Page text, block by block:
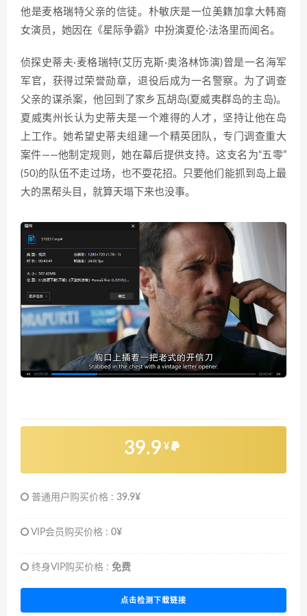
他是麦格瑞特父亲的信徒。朴敏庆是一位美籍加拿大韩裔
女演员，她因在《星际争霸》中扮演夏伦·法洛里而闻名。
侦探史蒂夫·麦格瑞特(艾历克斯·奥洛林饰演)曾是一名海军
军官，获得过荣誉勋章，退役后成为一名警察。为了调查
父亲的谋杀案，他回到了家乡瓦胡岛(夏威夷群岛的主岛)。
夏威夷州长认为史蒂夫是一个难得的人才，坚持让他在岛
上工作。她希望史蒂夫组建一个精英团队，专门调查重大
案件——他制定规则，她在幕后提供支持。这支名为“五零”
(50)的队伍不走过场，也不耍花招。只要他们能抓到岛上最
大的黑帮头目，就算天塌下来也没事。
39.9 ¥
普通用户购买价格 : 39.9¥
VIP会员购买价格 : 0¥
终身VIP购买价格 : 免费
点击检测下载链接